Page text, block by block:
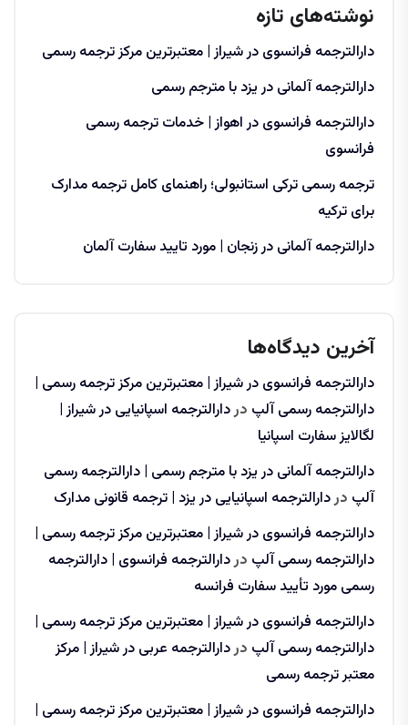
نوشته‌های تازه
دارالترجمه فرانسوی در شیراز | معتبرترین مرکز ترجمه رسمی
دارالترجمه آلمانی در یزد با مترجم رسمی
دارالترجمه فرانسوی در اهواز | خدمات ترجمه رسمی
فرانسوی
ترجمه رسمی ترکی استانبولی؛ راهنمای کامل ترجمه مدارک
برای ترکیه
دارالترجمه آلمانی در زنجان | مورد تایید سفارت آلمان
آخرین دیدگاه‌ها
دارالترجمه فرانسوی در شیراز | معتبرترین مرکز ترجمه رسمی |
دارالترجمه رسمی آلپ دردارالترجمه اسپانیایی در شیراز |
لگالایز سفارت اسپانیا
دارالترجمه آلمانی در یزد با مترجم رسمی | دارالترجمه رسمی
آلپ دردارالترجمه اسپانیایی در یزد | ترجمه قانونی مدارک
دارالترجمه فرانسوی در شیراز | معتبرترین مرکز ترجمه رسمی |
دارالترجمه رسمی آلپ دردارالترجمه فرانسوی | دارالترجمه
رسمی مورد تأیید سفارت فرانسه
دارالترجمه فرانسوی در شیراز | معتبرترین مرکز ترجمه رسمی |
دارالترجمه رسمی آلپ دردارالترجمه عربی در شیراز | مرکز
معتبر ترجمه رسمی
دارالترجمه فرانسوی در شیراز | معتبرترین مرکز ترجمه رسمی |